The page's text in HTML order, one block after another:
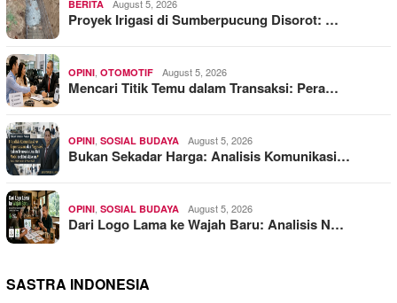
BERITA August 5, 2026
Proyek Irigasi di Sumberpucung Disorot: …
OPINI OTOMOTIF August 5, 2026
Mencari Titik Temu dalam Transaksi: Pera…
OPINI SOSIAL BUDAYA August 5, 2026
Bukan Sekadar Harga: Analisis Komunikasi…
OPINI SOSIAL BUDAYA August 5, 2026
Dari Logo Lama ke Wajah Baru: Analisis N…
SASTRA INDONESIA